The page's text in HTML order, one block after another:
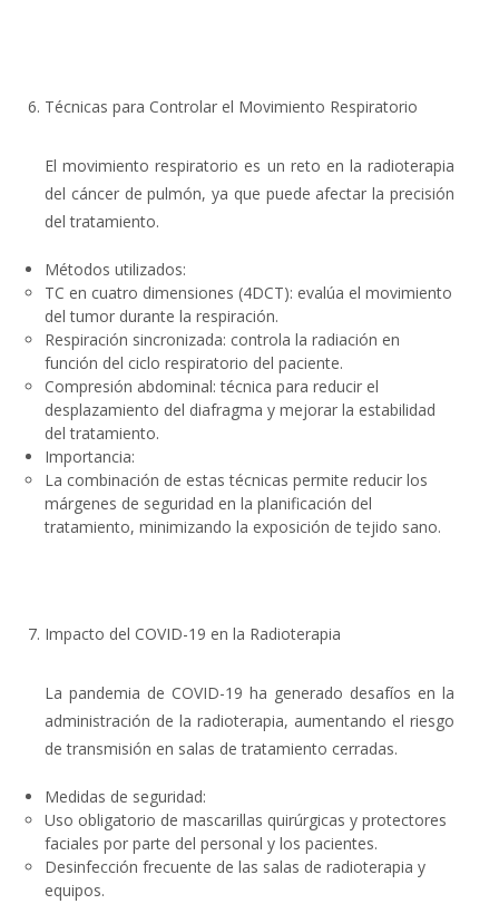
Técnicas para Controlar el Movimiento Respiratorio
Elmovimiento respiratorio es un reto en la radioterapia
del cáncer de pulmón, ya que puede afectar la precisión
del tratamiento.
Métodos utilizados:
TC en cuatro dimensiones (4DCT): evalúa el movimiento
del tumor durante la respiración.
Respiración sincronizada: controla la radiación en
función del ciclo respiratorio del paciente.
Compresión abdominal: técnica para reducir el
desplazamiento del diafragma y mejorar la estabilidad
del tratamiento.
Importancia:
La combinación de estas técnicas permite reducir los
márgenes de seguridad en la planificación del
tratamiento, minimizando la exposición de tejido sano.
Impacto del COVID-19 en la Radioterapia
La pandemia de COVID-19 ha generado desafíos en la
administración de la radioterapia, aumentando el riesgo
de transmisión en salas de tratamiento cerradas.
Medidas de seguridad:
Uso obligatorio de mascarillas quirúrgicas y protectores
faciales por parte del personal y los pacientes.
Desinfección frecuente de las salas de radioterapia y
equipos.